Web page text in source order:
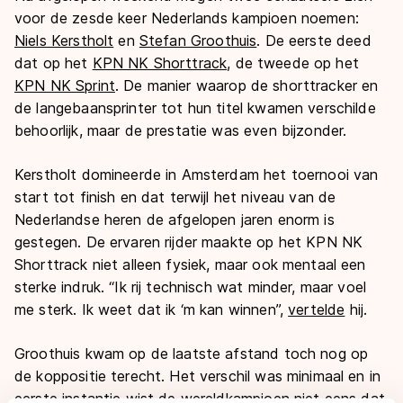
voor de zesde keer Nederlands kampioen noemen:
Niels Kerstholt en Stefan Groothuis. De eerste deed
dat op het KPN NK Shorttrack, de tweede op het
KPN NK Sprint. De manier waarop de shorttracker en
de langebaansprinter tot hun titel kwamen verschilde
behoorlijk, maar de prestatie was even bijzonder.
Kerstholt domineerde in Amsterdam het toernooi van
start tot finish en dat terwijl het niveau van de
Nederlandse heren de afgelopen jaren enorm is
gestegen. De ervaren rijder maakte op het KPN NK
Shorttrack niet alleen fysiek, maar ook mentaal een
sterke indruk. “Ik rij technisch wat minder, maar voel
me sterk. Ik weet dat ik ‘m kan winnen”,vertelde hij.
Groothuis kwam op de laatste afstand toch nog op
de koppositie terecht. Het verschil was minimaal en in
eerste instantie wist de wereldkampioen niet eens dat